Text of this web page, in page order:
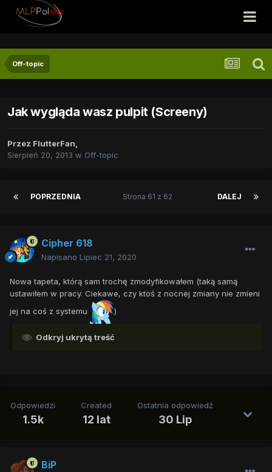
Off-topic
Jak wygląda wasz pulpit (Screeny)
Przez FlutterFan,
Sierpień 20, 2013 w Off-topic
POPRZEDNIA DALEJ
Strona 61 z 62
Cipher 618
Napisano Lipiec 21, 2020
Nowa tapeta, którą sam trochę zmodyfikowałem (taką samą
ustawiłem w pracy. Ciekawe, czy ktoś z nocnej zmiany nie zmieni
jej na coś z systemu
)
Odkryj ukrytą treść
Odpowiedzi
1.5k
Created
12 lat
Ostatnia odpowiedź
30 Lip
BiP